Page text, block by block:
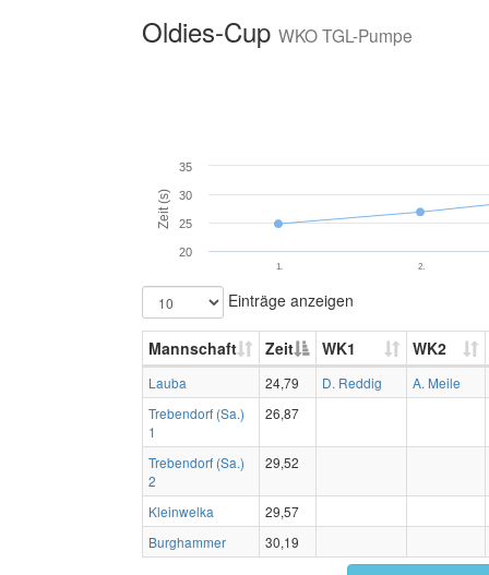
Oldies-Cup WKO TGL-Pumpe
Zeit (s)
1. 2.
20
25
30
35
Einträge anzeigen
Mannschaft Zeit WK1 WK2
Lauba 24,79 D. Reddig
A. Meile
Trebendorf (Sa.)
1
26,87
Trebendorf (Sa.)
2
29,52
Kleinwelka
29,57
Burghammer
30,19